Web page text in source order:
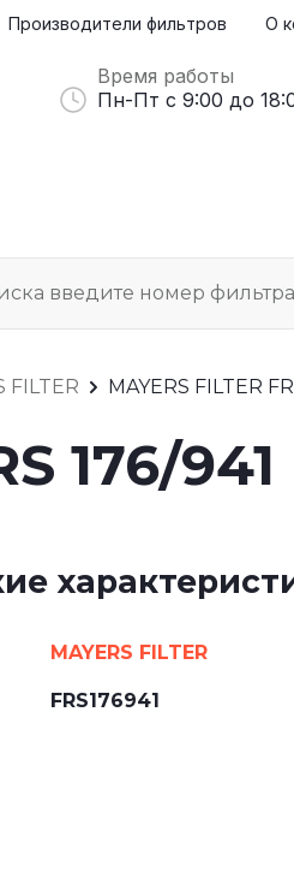
Производители фильтров О
Время работы
Пн-Пт с 9:00 до
FILTER MAYERS FILTER
176/941
MAYERS FILTER
FRS176941